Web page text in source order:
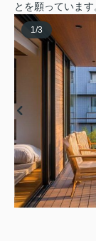
とを願っています
1/3